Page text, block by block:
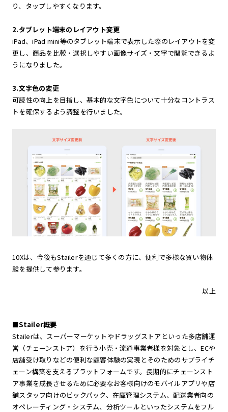
り、タップしやすくなります。
2.タブレット端末のレイアウト変更
iPad、iPad mini等のタブレット端末で表示した際のレイアウトを変
更し、商品を比較・選択しやすい画像サイズ・文字で閲覧できるよ
うになりました。
3.文字色の変更
可読性の向上を目指し、基本的な文字色について十分なコントラス
トを確保するよう調整を行いました。
10Xは、今後もStailerを通じて多くの方に、便利で多様な買い物体
験を提供して参ります。
以上
■Stailer概要
Stailerは、スーパーマーケットやドラッグストアといった多店舗運
営（チェーンストア）を行う小売・流通事業者様を対象とし、ECや
店舗受け取りなどの便利な顧客体験の実現とそのためのサプライチ
ェーン構築を支えるプラットフォームです。長期的にチェーンスト
ア事業を成長させるために必要なお客様向けのモバイルアプリや店
舗スタッフ向けのピックパック、在庫管理システム、配送業者向の
オペレーティング・システム、分析ツールといったシステムをフル